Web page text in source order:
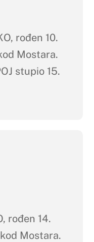
rođen 10.
Mostara.
stupio 15.
rođen 14.
Mostara.